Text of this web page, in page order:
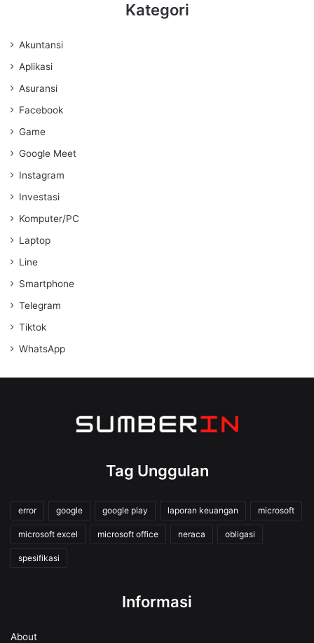
Kategori
Akuntansi
Aplikasi
Asuransi
Facebook
Game
Google Meet
Instagram
Investasi
Komputer/PC
Laptop
Line
Smartphone
Telegram
Tiktok
WhatsApp
Tag Unggulan
error google google play laporan keuangan microsoft
microsoft excel microsoft office neraca obligasi
spesifikasi
Informasi
About